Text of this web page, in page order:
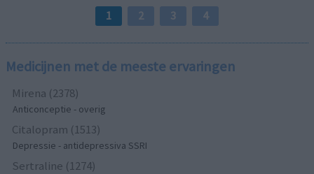
1 2 3 4
Medicijnen met de meeste ervaringen
Mirena (2378)
Anticonceptie - overig
Citalopram (1513)
Depressie - antidepressiva SSRI
Sertraline (1274)